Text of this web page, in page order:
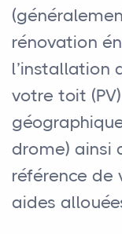
rénovation
l’installation
votre toit
drome) ainsi
référence de
aides